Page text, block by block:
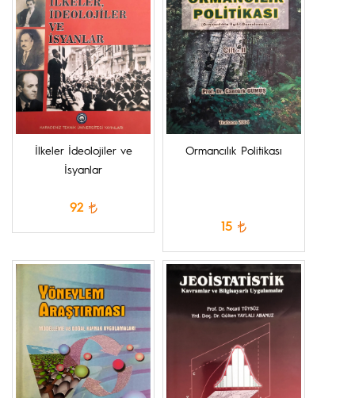
İlkeler İdeolojiler ve
İsyanlar
92
Ormancılık Politikası
15